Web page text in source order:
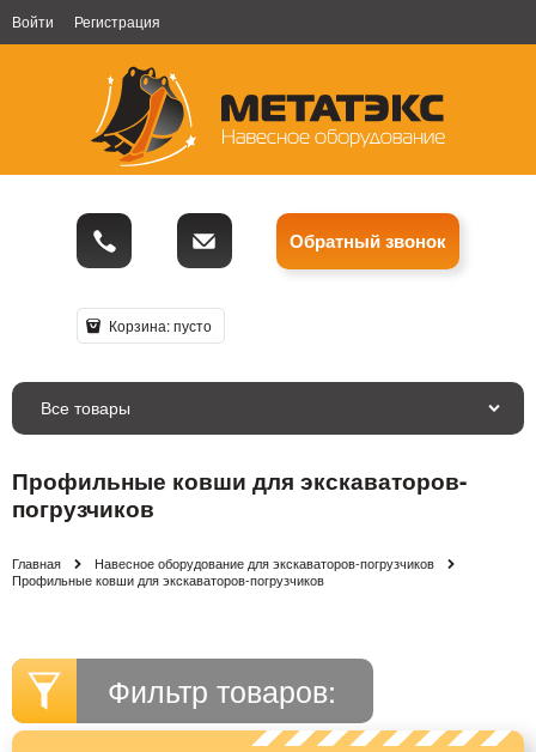
Войти Регистрация
Обратный звонок
Корзина:пусто
Все товары
Профильные ковши для экскаваторов-
погрузчиков
Главная
Навесное оборудование для экскаваторов-погрузчиков
Профильные ковши для экскаваторов-погрузчиков
Фильтр товаров: